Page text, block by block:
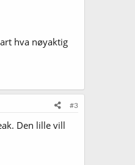
hva nøyaktig
#3
Den lille vill